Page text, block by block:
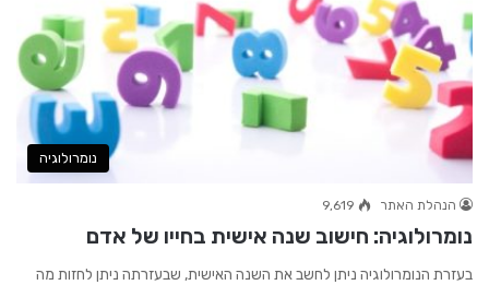
נומרולוגיה
הנהלת האתר 9,619
נומרולוגיה: חישוב שנה אישית בחייו של אדם
בעזרת הנומרולוגיה ניתן לחשב את השנה האישית, שבעזרתה ניתן לחזות מה